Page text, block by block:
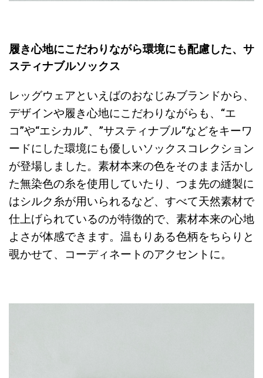
履き心地にこだわりながら環境にも配慮した、サ
スティナブルソックス
レッグウェアといえばのおなじみブランドから、
デザインや履き心地にこだわりながらも、“エ
コ”や“エシカル”、”サスティナブル“などをキーワ
ードにした環境にも優しいソックスコレクション
が登場しました。素材本来の色をそのまま活かし
た無染色の糸を使用していたり、つま先の縫製に
はシルク糸が用いられるなど、すべて天然素材で
仕上げられているのが特徴的で、素材本来の心地
よさが体感できます。温もりある色柄をちらりと
覗かせて、コーディネートのアクセントに。